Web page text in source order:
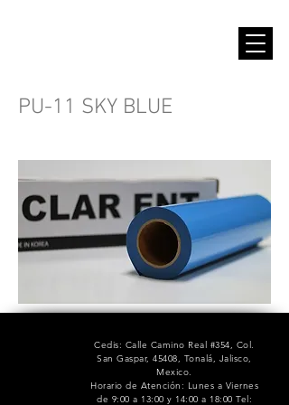
PU-11 SKY BLUE
Cedis: Calle Camino Real #354, Col.
San Gaspar, 45408, Tonalá, Jalisco,
Mexico.
Horario de Atención: Lunes a Viernes
de 9:00 a 13:00 y 14:00 a 18:00 Tel: